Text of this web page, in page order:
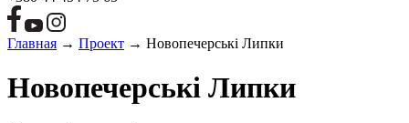
Главная → Проект → Новопечерські Липки
Новопечерські Липки